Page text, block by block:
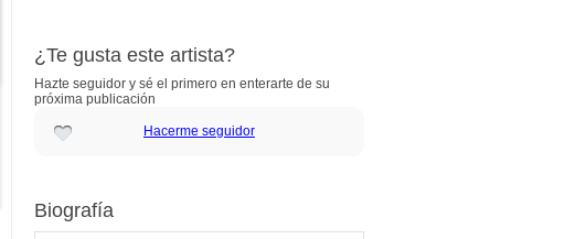
¿Te gusta este artista?
Hazte seguidor y sé el primero en enterarte de su
próxima publicación
Hacerme seguidor
Biografía